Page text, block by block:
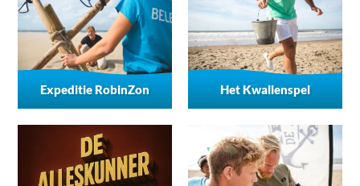
Expeditie RobinZon Het Kwallenspel